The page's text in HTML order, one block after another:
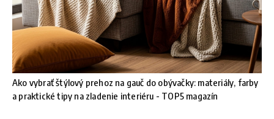
Ako vybrať štýlový prehoz na gauč do obývačky: materiály, farby
a praktické tipy na zladenie interiéru - TOP5 magazín